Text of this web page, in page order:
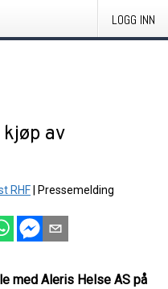
LOGG INN
av
RHF Pressemelding
med Aleris Helse AS på